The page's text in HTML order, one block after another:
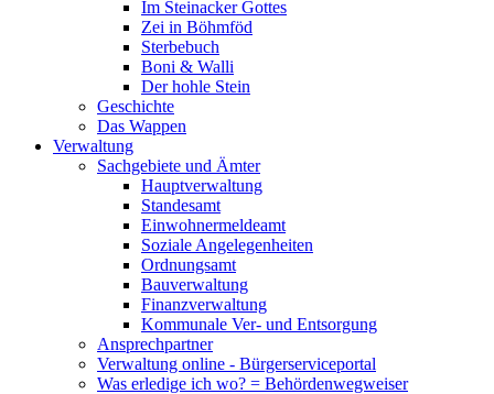
Im Steinacker Gottes
Zei in Böhmföd
Sterbebuch
Boni & Walli
Der hohle Stein
Geschichte
Das Wappen
Verwaltung
Sachgebiete und Ämter
Hauptverwaltung
Standesamt
Einwohnermeldeamt
Soziale Angelegenheiten
Ordnungsamt
Bauverwaltung
Finanzverwaltung
Kommunale Ver- und Entsorgung
Ansprechpartner
Verwaltung online - Bürgerserviceportal
Was erledige ich wo? = Behördenwegweiser